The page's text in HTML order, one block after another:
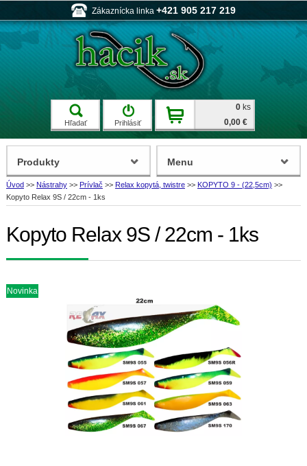
Zákaznícka linka +421 905 217 219
Hľadať Prihlásiť
0 ks
0,00 €
Úvod >> Nástrahy >> Prívlač >> Relax kopytá, twistre >> KOPYTO 9 - (22,5cm) >>
Kopyto Relax 9S / 22cm - 1ks
Kopyto Relax 9S / 22cm - 1ks
Novinka
Produkty Menu